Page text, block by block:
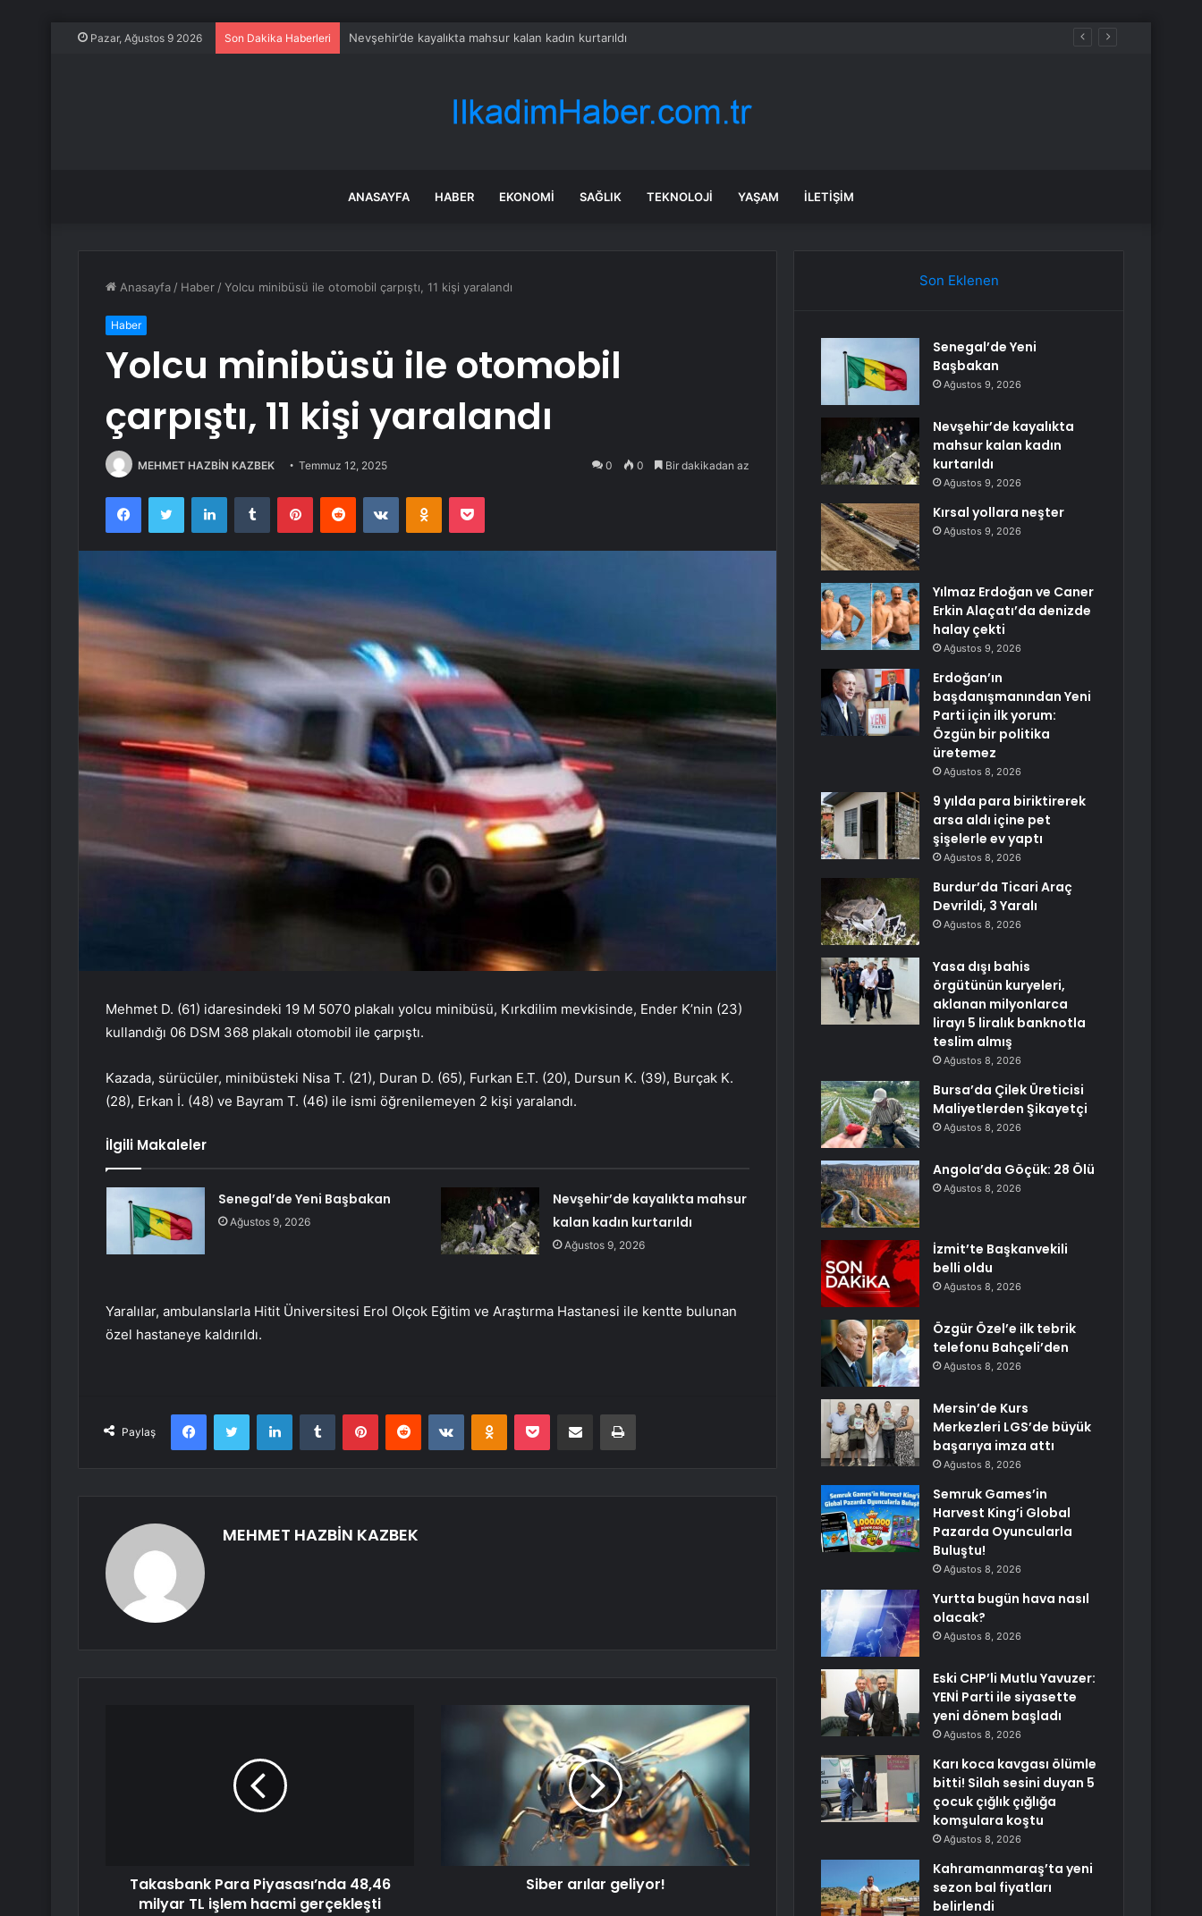
Pazar, Ağustos 9 2026 Son Dakika Haberleri Nevşehir’de kayalıkta mahsur kalan kadın kurtarıldı
ANASAYFA HABER EKONOMI SAĞLIK TEKNOLOJI YAŞAM İLETIŞIM
Anasayfa / Haber /Yolcu minibüsü ile otomobil çarpıştı, 11 kişi yaralandı
Haber
Yolcu minibüsü ile otomobil
çarpıştı, 11 kişi yaralandı
MEHMET HAZBİN KAZBEK Temmuz 12, 2025 0 0 Bir dakikadan az
FacebookTwitter LinkedInTumblr PinterestReddit VKontakteOdnoklassniki
Pocket
Mehmet D. (61) idaresindeki 19 M 5070 plakalı yolcu minibüsü, Kırkdilim mevkisinde, Ender K’nin (23)
kullandığı 06 DSM 368 plakalı otomobil ile çarpıştı.
Kazada, sürücüler, minibüsteki Nisa T. (21), Duran D. (65), Furkan E.T. (20), Dursun K. (39), Burçak K.
(28), Erkan İ. (48) ve Bayram T. (46) ile ismi öğrenilemeyen 2 kişi yaralandı.
İlgili Makaleler
Senegal’de Yeni Başbakan
Ağustos 9, 2026
Nevşehir’de kayalıkta mahsur
kalan kadın kurtarıldı
Ağustos 9, 2026
Yaralılar, ambulanslarla Hitit Üniversitesi Erol Olçok Eğitim ve Araştırma Hastanesi ile kentte bulunan
özel hastaneye kaldırıldı.
Paylaş
FacebookTwitter LinkedInTumblr PinterestReddit VKontakteOdnoklassniki
Pocket E-Posta ile paylaş Yazdır
MEHMET HAZBİN KAZBEK
Takasbank Para Piyasası’nda 48,46
milyar TL işlem hacmi gerçekleşti
Siber arılar geliyor!
Son Eklenen
Senegal’de Yeni
Başbakan
Ağustos 9, 2026
Nevşehir’de kayalıkta
mahsur kalan kadın
kurtarıldı
Ağustos 9, 2026
Kırsal yollara neşter
Ağustos 9, 2026
Yılmaz Erdoğan ve Caner
Erkin Alaçatı’da denizde
halay çekti
Ağustos 9, 2026
Erdoğan’ın
başdanışmanından Yeni
Parti için ilk yorum:
Özgün bir politika
üretemez
Ağustos 8, 2026
9 yılda para biriktirerek
arsa aldı içine pet
şişelerle ev yaptı
Ağustos 8, 2026
Burdur’da Ticari Araç
Devrildi, 3 Yaralı
Ağustos 8, 2026
Yasa dışı bahis
örgütünün kuryeleri,
aklanan milyonlarca
lirayı 5 liralık banknotla
teslim almış
Ağustos 8, 2026
Bursa’da Çilek Üreticisi
Maliyetlerden Şikayetçi
Ağustos 8, 2026
Angola’da Göçük: 28 Ölü
Ağustos 8, 2026
İzmit’te Başkanvekili
belli oldu
Ağustos 8, 2026
Özgür Özel’e ilk tebrik
telefonu Bahçeli’den
Ağustos 8, 2026
Mersin’de Kurs
Merkezleri LGS’de büyük
başarıya imza attı
Ağustos 8, 2026
Semruk Games’in
Harvest King’i Global
Pazarda Oyuncularla
Buluştu!
Ağustos 8, 2026
Yurtta bugün hava nasıl
olacak?
Ağustos 8, 2026
Eski CHP’li Mutlu Yavuzer:
YENİ Parti ile siyasette
yeni dönem başladı
Ağustos 8, 2026
Karı koca kavgası ölümle
bitti! Silah sesini duyan 5
çocuk çığlık çığlığa
komşulara koştu
Ağustos 8, 2026
Kahramanmaraş’ta yeni
sezon bal fiyatları
belirlendi